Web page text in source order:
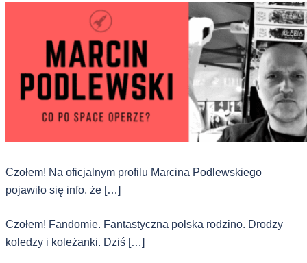
Czołem! Na oficjalnym profilu Marcina Podlewskiego
pojawiło się info, że […]
Czołem! Fandomie. Fantastyczna polska rodzino. Drodzy
koledzy i koleżanki. Dziś […]